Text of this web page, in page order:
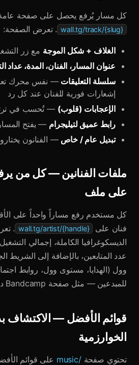
كل مسار يُرفع يحصل على صفحة
wall.tg/track/{slug} . تعرض الصفحة:
الغلاف + شكل الموجة مع زر
عنوان المسار، الفنان، المدة، عداد
سلسلة التعليقات — نفس محرك
إشعارات فورية للفنان عند كل رد
الإعجابات (قلوب) — تُحسب في
رابط عميق لتيليجرام — يفتح
تبديل عام / خاص — الفنانون
ملفات الفنانين — كل من
على ملف
كل مستخدم رفع مساراً واحداً على
فنان على
wall.tg/artist/{handle}
.
الديسكوغرافيا الكاملة، إجمالي
عدد المتابعين، بالإضافة إلى الشريط
وول (الهدايا، مستوى وول، روابط
للمبدعين — مثل صفحة Bandcamp داخل شبكة اجتماعية.
قوائم الأفضل — الاكتشاف
الخوارزمية
تحتوي صفحة/music
على قوائم